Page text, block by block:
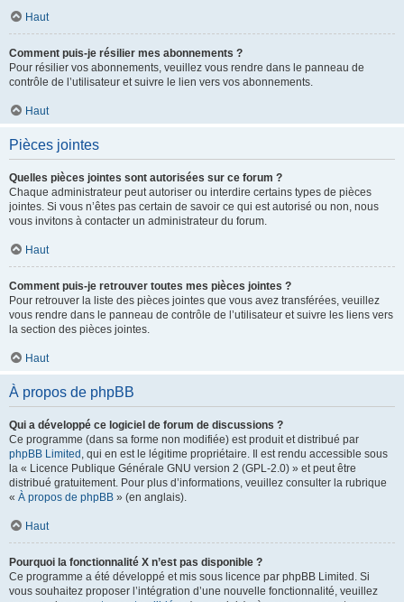
Haut
Comment puis-je résilier mes abonnements ?
Pour résilier vos abonnements, veuillez vous rendre dans le panneau de
contrôle de l’utilisateur et suivre le lien vers vos abonnements.
Haut
Pièces jointes
Quelles pièces jointes sont autorisées sur ce forum ?
Chaque administrateur peut autoriser ou interdire certains types de pièces
jointes. Si vous n’êtes pas certain de savoir ce qui est autorisé ou non, nous
vous invitons à contacter un administrateur du forum.
Haut
Comment puis-je retrouver toutes mes pièces jointes ?
Pour retrouver la liste des pièces jointes que vous avez transférées, veuillez
vous rendre dans le panneau de contrôle de l’utilisateur et suivre les liens vers
la section des pièces jointes.
Haut
À propos de phpBB
Qui a développé ce logiciel de forum de discussions ?
Ce programme (dans sa forme non modifiée) est produit et distribué par
phpBB Limited , qui en est le légitime propriétaire. Il est rendu accessible sous
la « Licence Publique Générale GNU version 2 (GPL-2.0) » et peut être
distribué gratuitement. Pour plus d’informations, veuillez consulter la rubrique
« À propos de phpBB » (en anglais).
Haut
Pourquoi la fonctionnalité X n’est pas disponible ?
Ce programme a été développé et mis sous licence par phpBB Limited. Si
vous souhaitez proposer l’intégration d’une nouvelle fonctionnalité, veuillez